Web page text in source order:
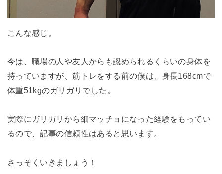
こんな感じ。
今は、職場の人や友人からも認められるくらいの身体を
持っていますが、筋トレをする前の僕は、身長168cmで
体重51kgのガリガリでした。
実際にガリガリから細マッチョになった経験をもってい
るので、記事の信頼性はあると思います。
さっそくいきましょう！